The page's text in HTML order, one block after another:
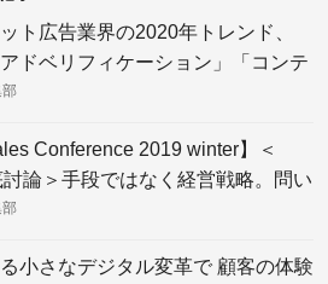
ト広告業界の2020年トレンド、
アドベリフィケーション」「コンテ
ゲティング」に注目
部
Conference 2019 winter】＜
論＞手段ではなく経営戦略。問い
から不可欠なアカウントベースド
部
小さなデジタル変革で 顧客の体験